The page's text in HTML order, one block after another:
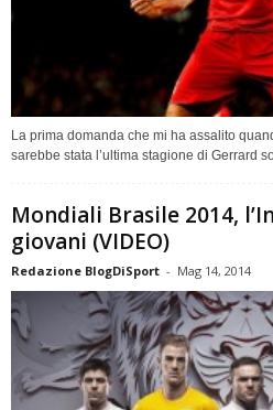
La prima domanda che mi ha assalito
sarebbe stata l’ultima stagione di Gerrard
Mondiali Brasile 2014,
giovani (VIDEO)
Redazione BlogDiSport - Mag 14, 2014